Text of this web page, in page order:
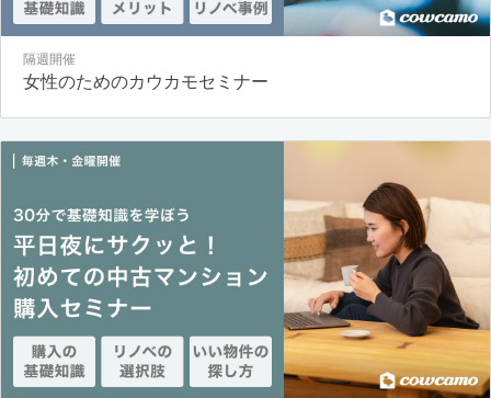
隔週開催
女性のためのカウカモセミナー